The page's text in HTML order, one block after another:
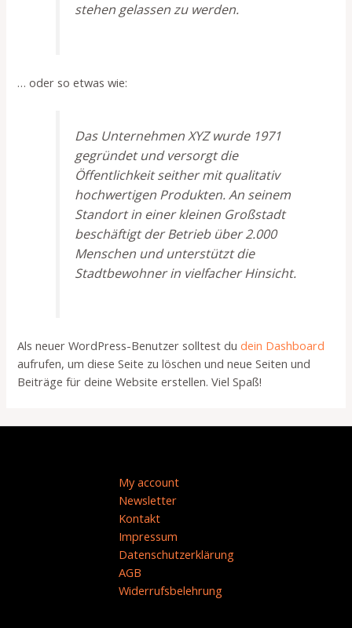
stehen gelassen zu werden.
… oder so etwas wie:
Das Unternehmen XYZ wurde 1971
gegründet und versorgt die
Öffentlichkeit seither mit qualitativ
hochwertigen Produkten. An seinem
Standort in einer kleinen Großstadt
beschäftigt der Betrieb über 2.000
Menschen und unterstützt die
Stadtbewohner in vielfacher Hinsicht.
Als neuer WordPress-Benutzer solltest dudein Dashboard
aufrufen, um diese Seite zu löschen und neue Seiten und
Beiträge für deine Website erstellen. Viel Spaß!
My account
Newsletter
Kontakt
Impressum
Datenschutzerklärung
AGB
Widerrufsbelehrung